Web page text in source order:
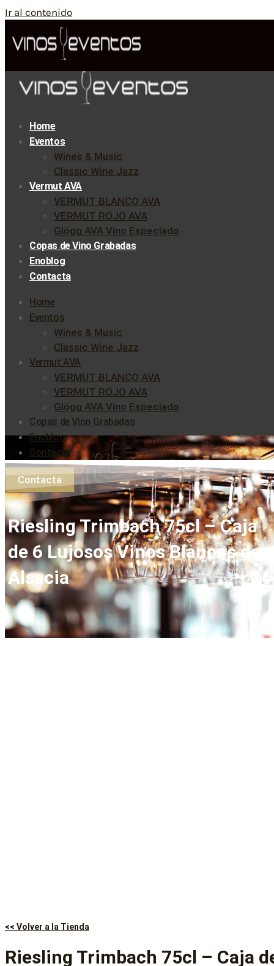
Ir al contenido
Home
Eventos
Wines & Music
Classic Wine Jazz
Vermut AVA
VERMUT BLANCO AVA
VERMUT ROJO AVA
Glögg AVA Vino Especiado
Copas de Vino Grabadas
Enoblog
Contacta
Home
Eventos
Wines & Music
Classic Wine Jazz
Vermut AVA
VERMUT BLANCO AVA
VERMUT ROJO AVA
Glögg AVA Vino Especiado
Copas de Vino Grabadas
Enoblog
Contacta
Contacta
Riesling Trimbach 75cl – Caja
de 6 Lujosos Vinos Blancos de
Alsacia
<< Volver a la Tienda
Riesling Trimbach 75cl – Caja